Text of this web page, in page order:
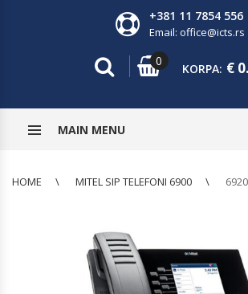
+381 11 7854 556
Email: office@icts.rs
0
KORPA: €
MAIN MENU
HOME MITEL SIP TELEFONI 6900